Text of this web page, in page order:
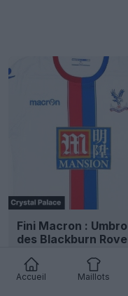
Accueil Maillots
Fini Macron :
des Blackburn
7 400